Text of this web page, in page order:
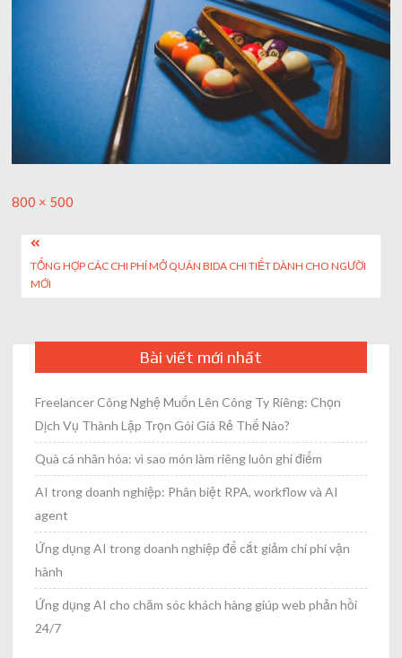
Ứng dụng AI trong doanh nghiệp để cắt giảm chi phí vận hành
Ứng dụng AI cho chăm sóc khách hàng giúp web phản hồi
AI agent cho doanh nghiệp khác chatbot truyền thống ra sao
Full
800 × 500
Post
navigation
TỔNG HỢP CÁC CHI PHÍ MỞ QUÁN BIDA CHI TIẾT DÀNH CHO NGƯỜI
MỚI
Bài viết mới nhất
Freelancer Công Nghệ Muốn Lên Công Ty Riêng: Chọn
Dịch Vụ Thành Lập Trọn Gói Giá Rẻ Thế Nào?
Quà cá nhân hóa: vì sao món làm riêng luôn ghi điểm
AI trong doanh nghiệp: Phân biệt RPA, workflow và AI
agent
Ứng dụng AI trong doanh nghiệp để cắt giảm chi phí vận
hành
Ứng dụng AI cho chăm sóc khách hàng giúp web phản hồi
24/7